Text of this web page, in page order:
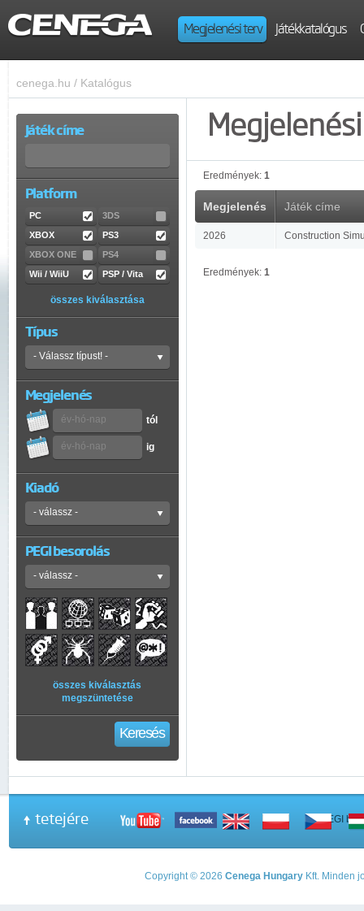
Megjelenési terv Játékkatalógus
cenega.hu / Katalógus
Játék címe
Platform
PC
3DS
XBOX
PS3
XBOX ONE
PS4
Wii / WiiU
PSP / Vita
összes kiválasztása
Típus
Megjelenés
tól
ig
Kiadó
PEGI besorolás
összes kiválasztás
megszüntetése
Keresés
Eredmények: 1
Megjelenés Játék címe
2026 Construction
Eredmények: 1
tetejére A PEGI
Copyright © 2026 Cenega Hungary Kft. Minden